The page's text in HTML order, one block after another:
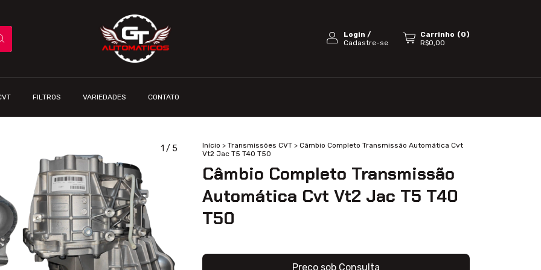
Login /
Cadastre-se
Carrinho (0)
R$0,00
FILTROS VARIEDADES CONTATO
1 / 5 Início > Transmissões CVT > Câmbio Completo Transmissão Automática Cvt
Vt2 Jac T5 T40 T50
Câmbio Completo Transmissão
Automática Cvt Vt2 Jac T5 T40
T50